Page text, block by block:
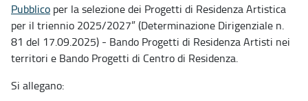
Pubblico per la selezione dei Progetti di Residenza Artistica
per il triennio 2025/2027” (Determinazione Dirigenziale n.
81 del 17.09.2025) - Bando Progetti di Residenza Artisti nei
territori e Bando Progetti di Centro di Residenza.
Si allegano: